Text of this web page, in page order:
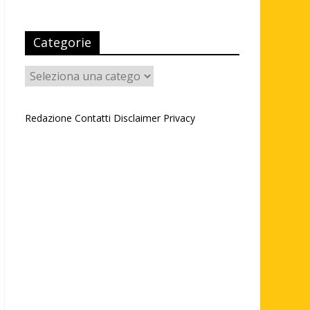
Categorie
Categorie
Redazione Contatti Disclaimer Privacy